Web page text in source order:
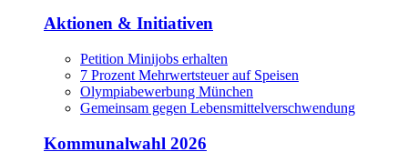
Aktionen & Initiativen
Petition Minijobs erhalten
7 Prozent Mehrwertsteuer auf Speisen
Olympiabewerbung München
Gemeinsam gegen Lebensmittelverschwendung
Kommunalwahl 2026